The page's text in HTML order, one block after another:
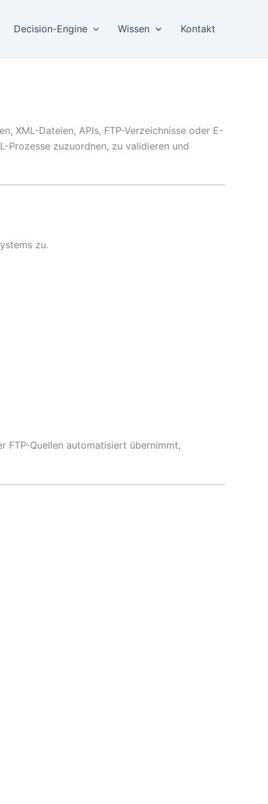
Decision-Engine Wissen Kontakt
XML-Dateien, APIs, FTP-Verzeichnisse oder E-
Prozesse zuzuordnen, zu validieren und
zu.
FTP-Quellen automatisiert übernimmt,